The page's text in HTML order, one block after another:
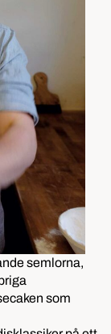
semlorna,
som